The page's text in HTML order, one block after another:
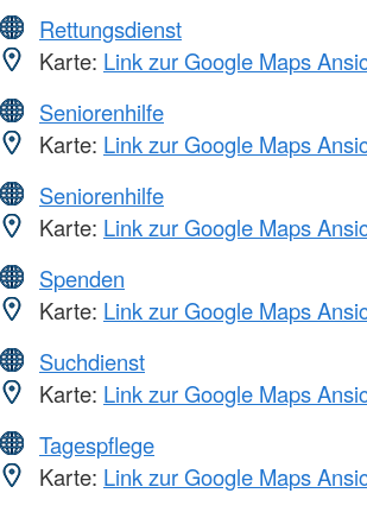
Rettungsdienst
Karte: Link zur Google Maps
Seniorenhilfe
Karte: Link zur Google Maps
Seniorenhilfe
Karte: Link zur Google Maps
Spenden
Karte: Link zur Google Maps
Suchdienst
Karte: Link zur Google Maps
Tagespflege
Karte: Link zur Google Maps